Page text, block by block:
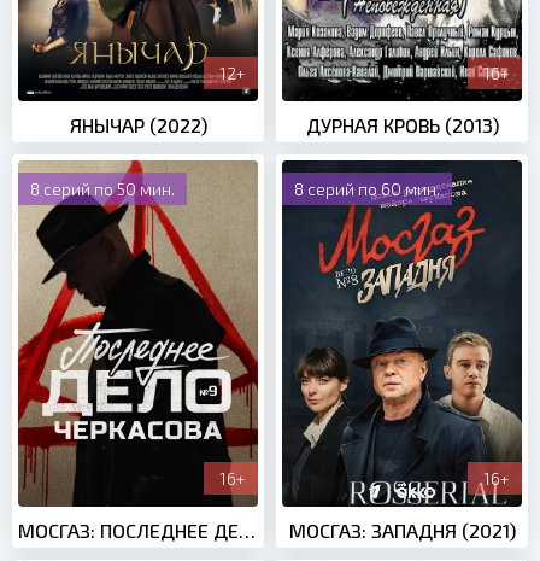
12+
ЯНЫЧАР (2022)
16+
ДУРНАЯ КРОВЬ (2013)
8 серий по 50 мин.
16+
МОСГАЗ: ПОСЛЕДНЕЕ ДЕЛО МАЙОРА ЧЕРКАСОВА (2022)
8 серий по 60 мин.
16+
МОСГАЗ: ЗАПАДНЯ (2021)